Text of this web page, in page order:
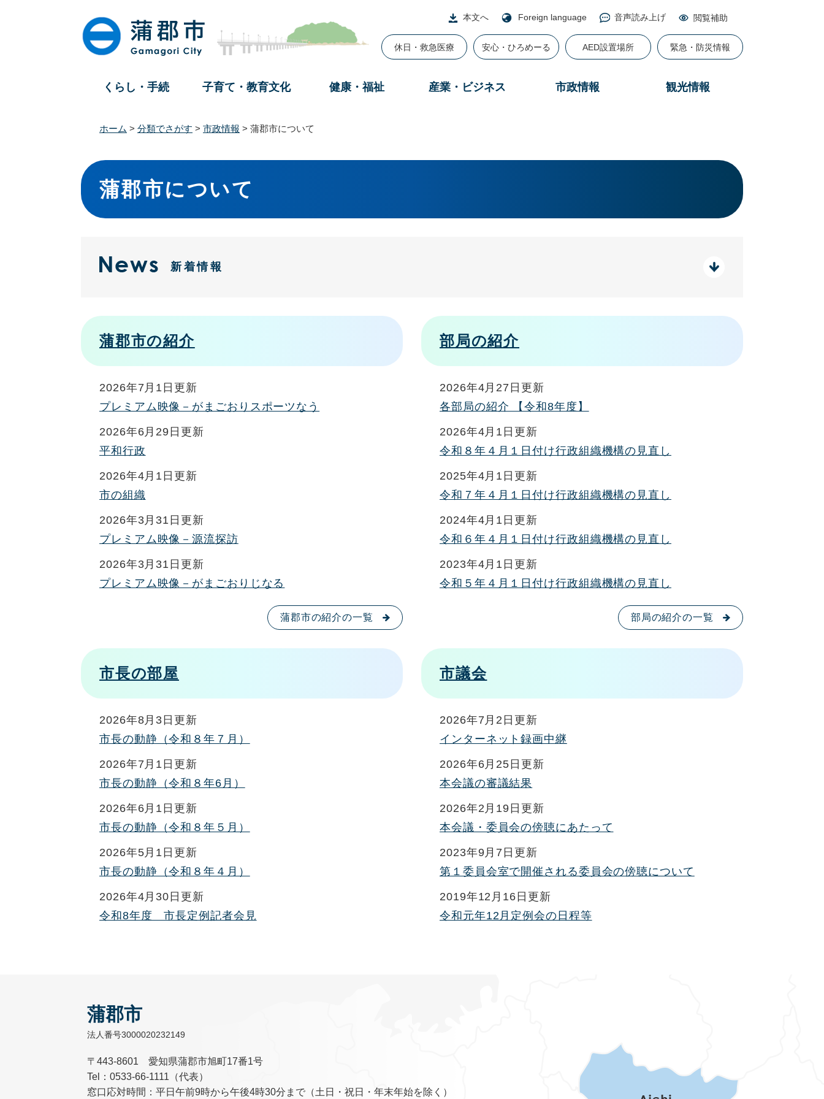
本文へ Foreign language 音声読み上げ 閲覧補助
休日・救急医療 安心・ひろめーる AED設置場所 緊急・防災情報
くらし・手続 子育て・教育文化 健康・福祉 産業・ビジネス 市政情報 観光情報
ホーム > 分類でさがす > 市政情報 > 蒲郡市について
本
文
蒲郡市について
新着情報
蒲郡市の紹介
2026年7月1日更新
プレミアム映像－がまごおりスポーツなう
2026年6月29日更新
平和行政
2026年4月1日更新
市の組織
2026年3月31日更新
プレミアム映像－源流探訪
2026年3月31日更新
プレミアム映像－がまごおりじなる
蒲郡市の紹介の一覧
部局の紹介
2026年4月27日更新
各部局の紹介 【令和8年度】
2026年4月1日更新
令和８年４月１日付け行政組織機構の見直し
2025年4月1日更新
令和７年４月１日付け行政組織機構の見直し
2024年4月1日更新
令和６年４月１日付け行政組織機構の見直し
2023年4月1日更新
令和５年４月１日付け行政組織機構の見直し
部局の紹介の一覧
市長の部屋
2026年8月3日更新
市長の動静（令和８年７月）
2026年7月1日更新
市長の動静（令和８年6月）
2026年6月1日更新
市長の動静（令和８年５月）
2026年5月1日更新
市長の動静（令和８年４月）
2026年4月30日更新
令和8年度 市長定例記者会見
市議会
2026年7月2日更新
インターネット録画中継
2026年6月25日更新
本会議の審議結果
2026年2月19日更新
本会議・委員会の傍聴にあたって
2023年9月7日更新
第１委員会室で開催される委員会の傍聴について
2019年12月16日更新
令和元年12月定例会の日程等
蒲郡市
法人番号3000020232149
〒443-8601 愛知県蒲郡市旭町17番1号
Tel：0533-66-1111（代表）
窓口応対時間：平日午前9時から午後4時30分まで（土日・祝日・年末年始を除く）